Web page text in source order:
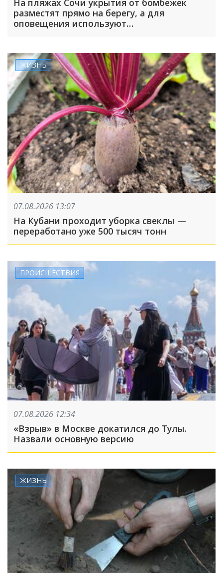
На пляжах Сочи укрытия от бомбежек
разместят прямо на берегу, а для
оповещения используют
громкоговорители
ЖИЗНЬ
07.08.2026 13:07
На Кубани проходит уборка свеклы —
переработано уже 500 тысяч тонн
ПРОИСШЕСТВИЯ
07.08.2026 12:34
«Взрыв» в Москве докатился до Тулы.
Назвали основную версию
ЖИЗНЬ